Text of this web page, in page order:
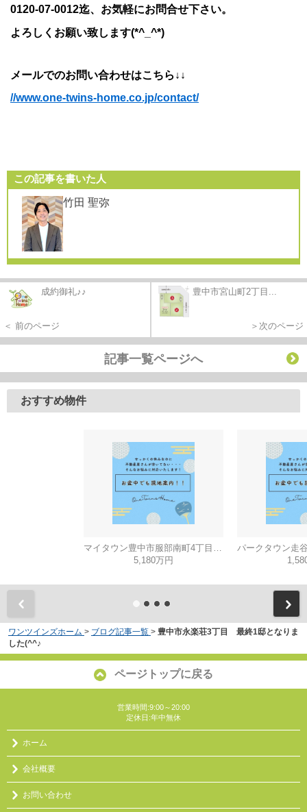
0120-07-0012迄、お気軽にお問合せ下さい。
よろしくお願い致します(*^_^*)
メールでのお問い合わせはこちら↓↓
//www.one-twins-home.co.jp/contact/
この記事を書いた人
竹田 聖弥
成約御礼♪♪
＜ 前のページ
豊中市宮山町2丁目...
＞次のページ
記事一覧ページへ
おすすめ物件
マイタウン豊中市服部南町4丁目◇◆モデルハウス◇◆
5,180万円
ワンツインズホーム > ブログ記事一覧 > 豊中市永楽荘3丁目 最終1邸となりま
した(^^♪
ページトップに戻る
営業時間:9:00～20:00
定休日:年中無休
ホーム
会社概要
お問い合わせ